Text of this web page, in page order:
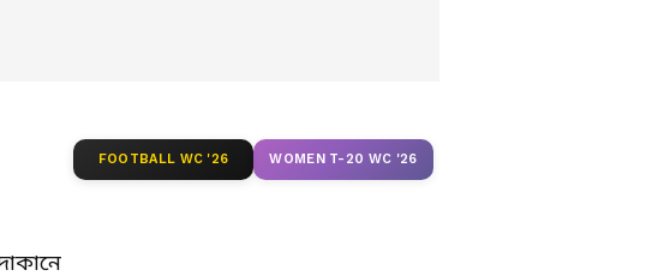
FOOTBALL WC '26 WOMEN T-20 WC '26